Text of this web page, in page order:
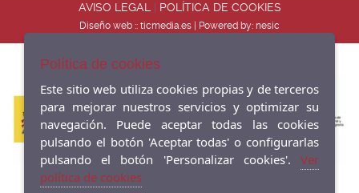
AVISO LEGAL POLÍTICA DE COOKIES
Diseño web :: ticmedia.es | Powered by: nesic
Las actividades desarrolladas por esta entidad han sido
Política de cookies
Este sitio web utiliza cookies propias y de terceros
para mejorar nuestros servicios y optimizar su
navegación. Puede aceptar todas las cookies
pulsando el botón 'Aceptar todas' o configurarlas
pulsando el botón 'Personalizar cookies'. Ver
política de cookies